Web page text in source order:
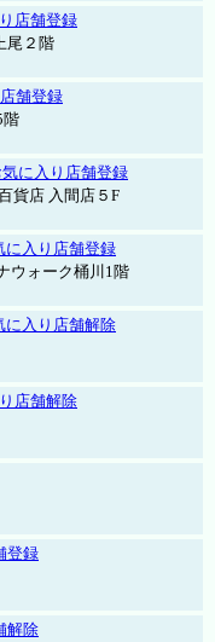
店舗登録
尾２階
舗登録
階
気に入り店舗登録
貨店 入間店５F
に入り店舗登録
ウォーク桶川1階
に入り店舗解除
店舗解除
登録
解除